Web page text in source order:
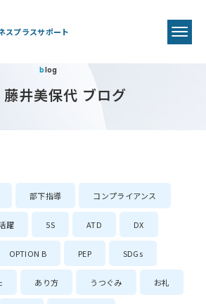
スプラスサポート
blog
藤井美保代 ブログ
部下指導 コンプライアンス
躍 5S ATD DX
OPTION B PEP SDGs
あり方 うつぐみ お礼